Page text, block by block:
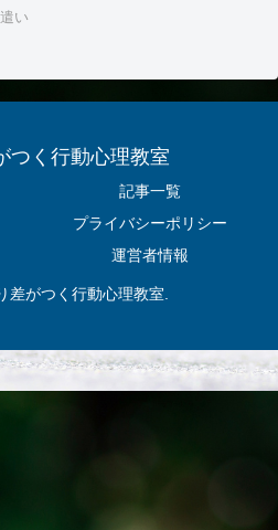
い
つく行動心理教室
記事一覧
プライバシーポリシー
運営者情報
差がつく行動心理教室.